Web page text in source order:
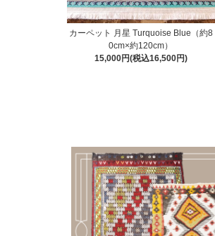
カーペット 月星 Turquoise Blue（約8
0cm×約120cm）
15,000円(税込16,500円)